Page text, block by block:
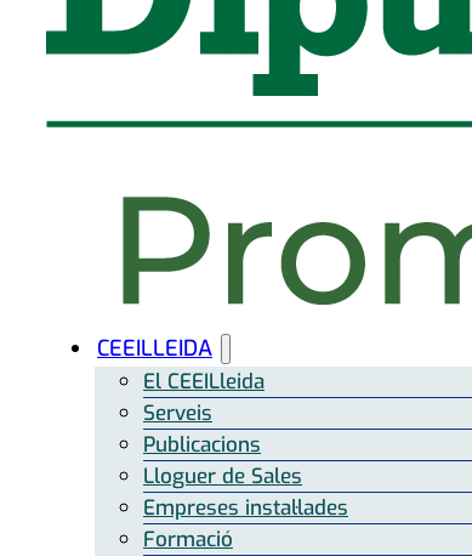
CEEILLEIDA
El CEEILleida
Serveis
Publicacions
Lloguer de Sales
Empreses instal·lades
Formació